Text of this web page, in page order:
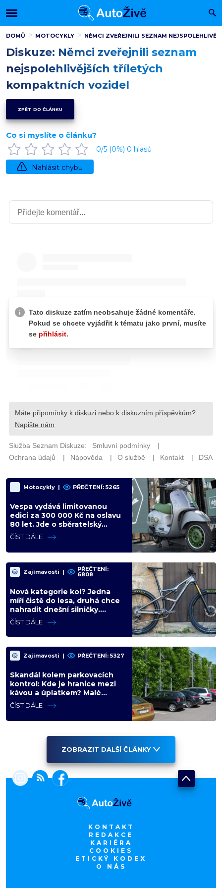
DOMŮ MOTOCYKLY NĚMCI ZVEŘEJNILI SEZNAM
Diskuze: Němci zveřejnili seznam
nejspolehlivějších tříletých
kompaktních vozidel
ZPĚT DO ČLÁNKU
Co si myslíte o článku?
0/5 (0%) 0 hlasů
Nahlásit chybu
Motocykly | PŘEČTENÍ: 5265
Vespa vydává limitovanou
edici za 300 000 Kč na oslavu
80 let. Jde o sběratelský
kalkul místo jízdního upgradu
ČÍST DÁLE
Zajímavosti | PŘEČTENÍ:
6808
Nová kategorie kol? Jedna
míří čistě do lesa, druhá chce
nahradit dnešní silničky.
Cyklisté mají rozporuplné
názory
ČÍST DÁLE
Zajímavosti | PŘEČTENÍ: 5327
Skandál kolem parkovacích
kontrol: Kde je hranice mezi
kávou a úplatkem? Malé
město, malá výhoda, velký
problém
ČÍST DÁLE
ZOBRAZIT DALŠÍ ČLÁNKY
KONTAKT
REDAKCE
KARIÉRA
COOKIES
ETICKÝ KODEX
O NÁS